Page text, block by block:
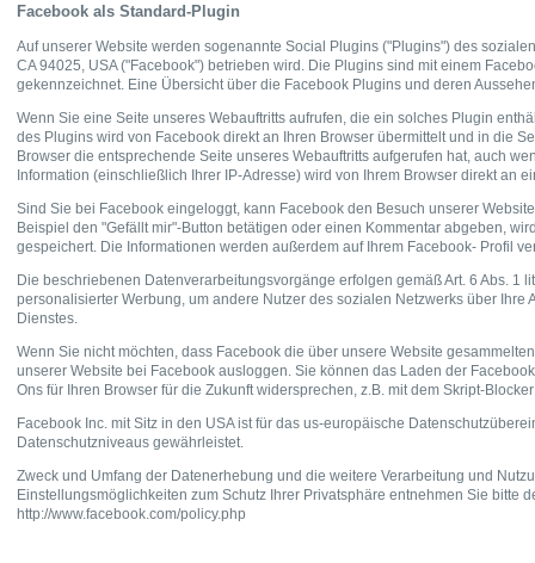
Facebook als Standard-Plugin
Auf unserer Website werden sogenannte Social Plugins ("Plugins") des
CA 94025, USA ("Facebook") betrieben wird. Die Plugins sind mit einem
gekennzeichnet. Eine Übersicht über die Facebook Plugins und deren
Wenn Sie eine Seite unseres Webauftritts aufrufen, die ein solches Plugin
des Plugins wird von Facebook direkt an Ihren Browser übermittelt und in die
Browser die entsprechende Seite unseres Webauftritts aufgerufen hat, auch
Information (einschließlich Ihrer IP-Adresse) wird von Ihrem Browser direkt an
Sind Sie bei Facebook eingeloggt, kann Facebook den Besuch unserer
Beispiel den "Gefällt mir"-Button betätigen oder einen Kommentar abgeben,
gespeichert. Die Informationen werden außerdem auf Ihrem Facebook- Profil
Die beschriebenen Datenverarbeitungsvorgänge erfolgen gemäß Art. 6 Abs.
personalisierter Werbung, um andere Nutzer des sozialen Netzwerks über
Dienstes.
Wenn Sie nicht möchten, dass Facebook die über unsere Website
unserer Website bei Facebook ausloggen. Sie können das Laden der
Ons für Ihren Browser für die Zukunft widersprechen, z.B. mit dem Skript-
Facebook Inc. mit Sitz in den USA ist für das us-europäische
Datenschutzniveaus gewährleistet.
Zweck und Umfang der Datenerhebung und die weitere Verarbeitung und
Einstellungsmöglichkeiten zum Schutz Ihrer Privatsphäre entnehmen Sie bitte
http://www.facebook.com/policy.php